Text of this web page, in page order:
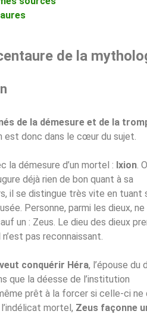
de la
de la démesure et de la
est donc dans le cœur du sujet.
la démesure d’un mortel : Ixion.
déjà rien de bon quant à sa
il se distingue très vite en tuant
Personne, parmi les dieux, ne
un : Zeus. Le dieu des dieux
pas reconnaissant.
conquérir Héra, l’épouse du
que la déesse de l’institution
prêt à la forcer si celle-ci ne
mortel, Zeus façonne